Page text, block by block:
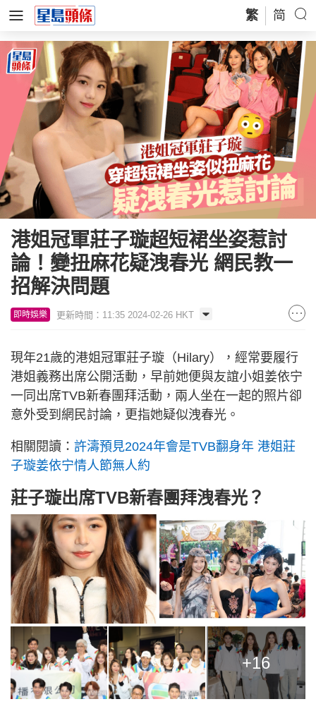
繁 简
港姐冠軍莊子璇超短裙坐姿惹討
論！變扭麻花疑洩春光 網民教一
招解決問題
即時娛樂 更新時間：11:35 2024-02-26 HKT
現年21歲的港姐冠軍莊子璇（Hilary），經常要履行
港姐義務出席公開活動，早前她便與友誼小姐姜依宁
一同出席TVB新春團拜活動，兩人坐在一起的照片卻
意外受到網民討論，更指她疑似洩春光。
相關閱讀： 許濤預見2024年會是TVB翻身年 港姐莊
子璇姜依宁情人節無人約
莊子璇出席TVB新春團拜洩春光？
+16